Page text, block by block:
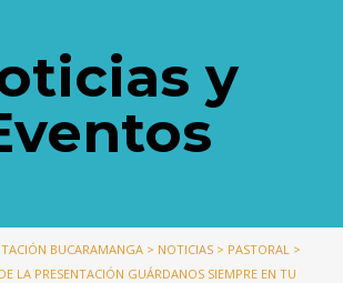
y
BUCARAMANGA > NOTICIAS > PASTORAL >
LA PRESENTACIÓN GUÁRDANOS SIEMPRE EN TU